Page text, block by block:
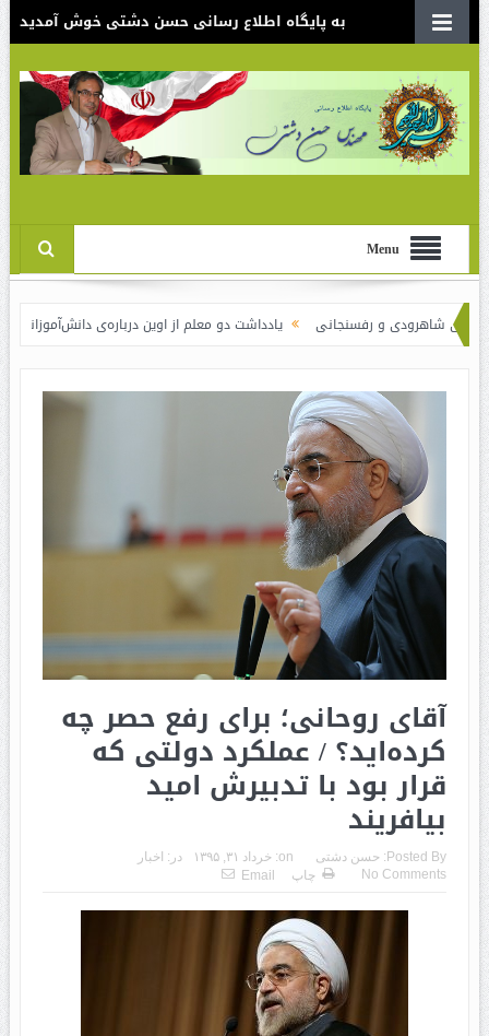
به پایگاه اطلاع رسانی حسن دشتی خوش آمدید
Menu
و رفسنجانی یادداشت دو معلم از اوین درباره‌ی دانش‌آموزانی که سوختند
آقای روحانی؛ برای رفع حصر چه
کرده‌اید؟ / عملکرد دولتی که
قرار بود با تدبیرش امید
بیافریند
Posted By: حسن دشتی on: خرداد ۳۱, ۱۳۹۵ در: اخبار
No Comments
چاپ Email